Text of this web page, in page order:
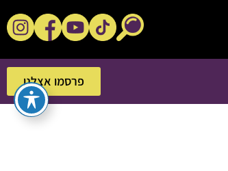
פרסמו אצלנו
פרסמו אצלנו